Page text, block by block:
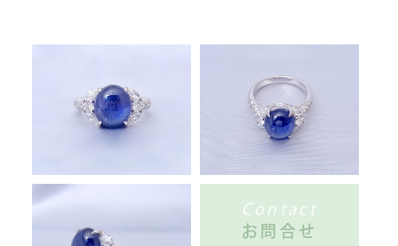
Contact
お問合せ